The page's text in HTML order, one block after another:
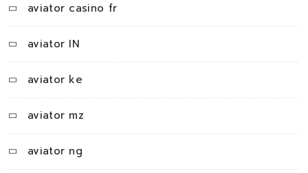
aviator casino fr
aviator IN
aviator ke
aviator mz
aviator ng